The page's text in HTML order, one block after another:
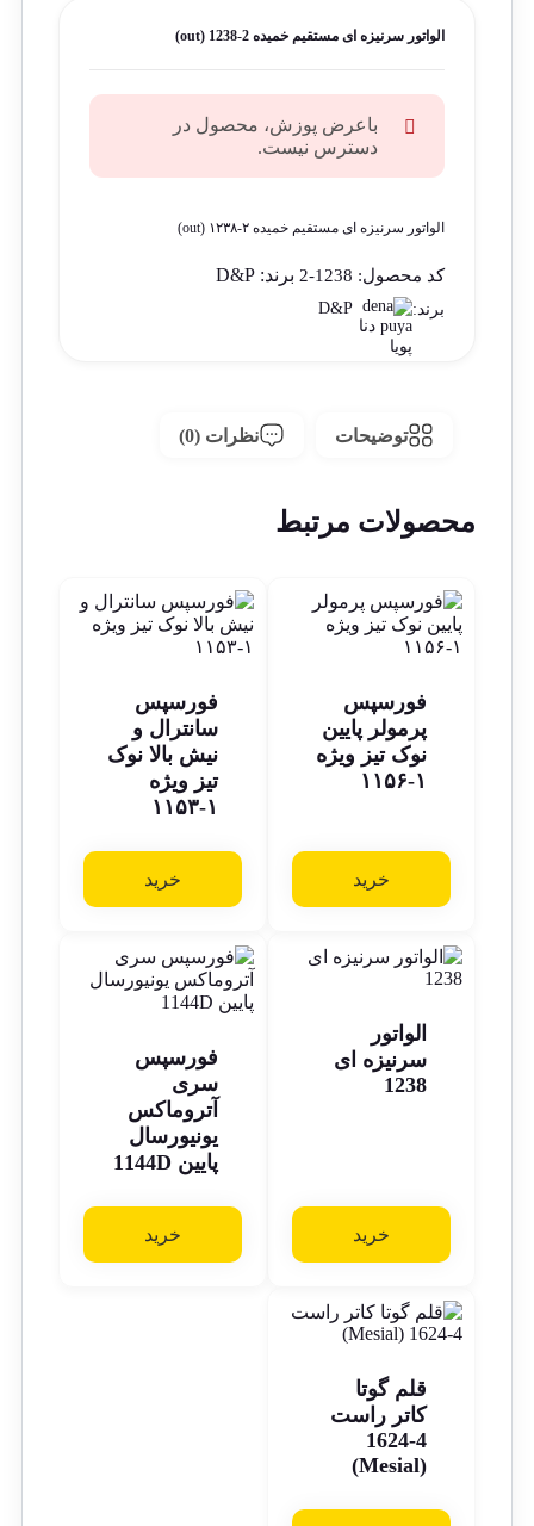
الواتور سرنیزه ای مستقیم خمیده 2-1238 (out)
باعرض پوزش، محصول در
دسترس نیست.
الواتور سرنیزه ای مستقیم خمیده ۲-۱۲۳۸ (out)
کد محصول: 1238-2 برند: D&P
برند: D&P
توضیحات نظرات (0)
محصولات مرتبط
فورسپس
پرمولر پایین
نوک تیز ویژه
۱-۱۱۵۶
خرید
فورسپس
سانترال و
نیش بالا نوک
تیز ویژه
۱-۱۱۵۳
خرید
الواتور
سرنیزه ای
1238
خرید
فورسپس
سری
آتروماکس
یونیورسال
پایین 1144D
خرید
قلم گوتا
کاتر راست
4-1624
(Mesial)